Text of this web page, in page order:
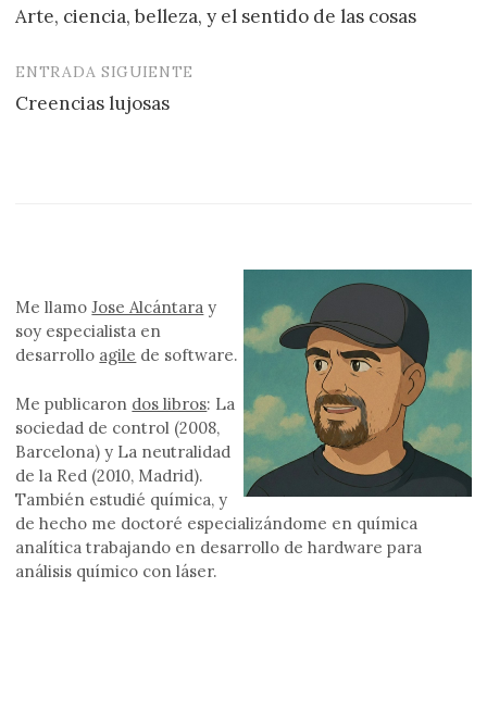
de
entradas
Arte, ciencia, belleza, y el sentido de las cosas
ENTRADA SIGUIENTE
Creencias lujosas
Me llamoJose Alcántara y
soy especialista en
desarrollo agile de software.
Me publicaron dos libros: La
sociedad de control (2008,
Barcelona) y La neutralidad
de la Red (2010, Madrid).
También estudié química, y
de hecho me doctoré especializándome en química
analítica trabajando en desarrollo de hardware para
análisis químico con láser.